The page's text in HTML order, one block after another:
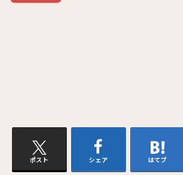
ポスト シェア はてブ